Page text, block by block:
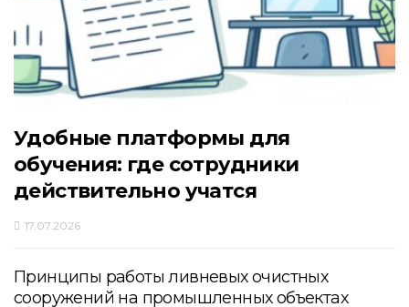
Удобные платформы для
обучения: где сотрудники
действительно учатся
17.07.2026
Принципы работы ливневых очистных
сооружений на промышленных объектах